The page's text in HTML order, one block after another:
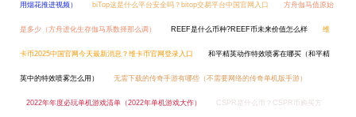
用烟花推进视频） biTop这是什么平台安全吗？bitop交易平台中国官网入口 方舟伽马值原始
是多少（方舟进化生存伽马系数择那么调） REEF是什么币种?REEF币未来价值怎么样 维
卡币2025中国官网今天最新消息？维卡币官网登录入口 和平精英动作特效喷雾在哪买（和平精
英中的特效喷雾怎么用） 无需下载的传奇手游有哪些（不需要网络的传奇单机版手游）
2022年年度必玩单机游戏清单（2022年单机游戏大作） CSPR是什么币？CSPR币购买方